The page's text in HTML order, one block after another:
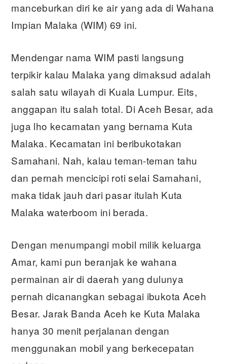
manceburkan diri ke air yang ada di Wahana
Impian Malaka (WIM) 69 ini.
Mendengar nama WIM pasti langsung
terpikir kalau Malaka yang dimaksud adalah
salah satu wilayah di Kuala Lumpur. Eits,
anggapan itu salah total. Di Aceh Besar, ada
juga lho kecamatan yang bernama Kuta
Malaka. Kecamatan ini beribukotakan
Samahani. Nah, kalau teman-teman tahu
dan pernah mencicipi roti selai Samahani,
maka tidak jauh dari pasar itulah Kuta
Malaka waterboom ini berada.
Dengan menumpangi mobil milik keluarga
Amar, kami pun beranjak ke wahana
permainan air di daerah yang dulunya
pernah dicanangkan sebagai ibukota Aceh
Besar. Jarak Banda Aceh ke Kuta Malaka
hanya 30 menit perjalanan dengan
menggunakan mobil yang berkecepatan